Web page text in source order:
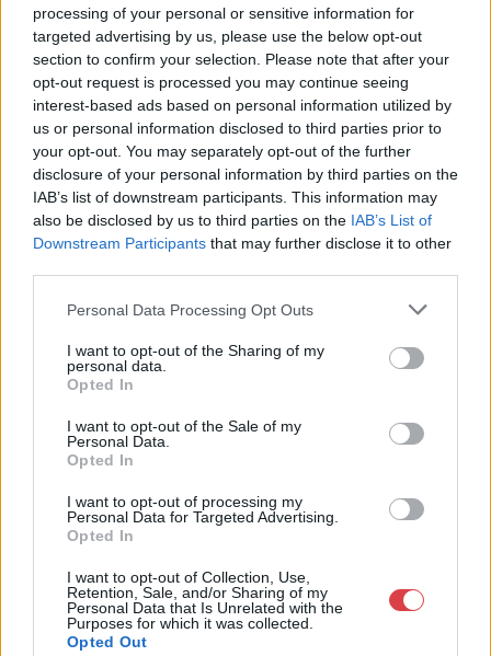
processing of your personal or sensitive information for
targeted advertising by us, please use the below opt-out
section to confirm your selection. Please note that after your
opt-out request is processed you may continue seeing
interest-based ads based on personal information utilized by
us or personal information disclosed to third parties prior to
your opt-out. You may separately opt-out of the further
disclosure of your personal information by third parties on the
IAB’s list of downstream participants. This information may
also be disclosed by us to third parties on the IAB’s List of
Downstream Participants that may further disclose it to other
Personal Data Processing Opt Outs
I want to opt-out of the Sharing of my
personal data.
Opted In
I want to opt-out of the Sale of my
Personal Data.
Opted In
I want to opt-out of processing my
Personal Data for Targeted Advertising.
Opted In
I want to opt-out of Collection, Use,
Retention, Sale, and/or Sharing of my
Personal Data that Is Unrelated with the
Purposes for which it was collected.
Opted Out
1055 Budapest, Szent István krt.
5.
Telefon: +36 1 269 3148 +36 1 269
2219
Weboldal:
http://www.kieselbach.hu
Bemutatkozás: A Galéria profilja a 19. és 20. századi modern
magyar festészet és az ezt megelőző korok régi mesterei, de
foglalkozik nemzetközi művészettel, fotográfiával és kortárs
képzőművészettel is. Eddigi negyven aukcióján tízezernél több
tulajdonosa több mint 30 éves szakmai tapasztalattal
és nemzetközi elismertetésén. Monumentális, a hazai festészet
történetét újraíró albumaival alapvetően változtatta meg a
magyar vizuális művészetről addig kialakult képet.
GALÉRIA TOVÁBBI MŰTÁRGYAI
KAPCSOLÓDÓ MŰTÁRGYAK